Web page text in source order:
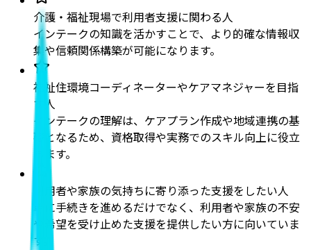
介護・福祉現場で利用者支援に関わる人
インテークの知識を活かすことで、より的確な情報収
集や信頼関係構築が可能になります。
福祉住環境コーディネーターやケアマネジャーを目指
す人
インテークの理解は、ケアプラン作成や地域連携の基
礎となるため、資格取得や実務でのスキル向上に役立
ちます。
利用者や家族の気持ちに寄り添った支援をしたい人
単に手続きを進めるだけでなく、利用者や家族の不安
や希望を受け止めた支援を提供したい方に向いていま
す。